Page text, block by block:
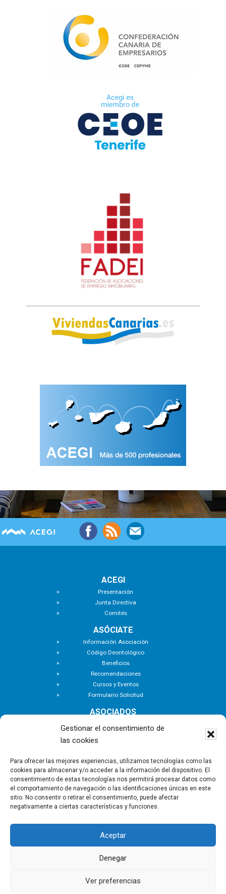
Gestionar el consentimiento de
las cookies
Para ofrecer las mejores experiencias, utilizamos tecnologías como las
cookies para almacenar y/o acceder a la información del dispositivo. El
consentimiento de estas tecnologías nos permitirá procesar datos como
el comportamiento de navegación o las identificaciones únicas en este
sitio. No consentir o retirar el consentimiento, puede afectar
negativamente a ciertas características y funciones.
Aceptar
Denegar
Ver preferencias
ACEGI
Presentación
Junta Directiva
Comités
ASÓCIATE
Información Asociación
Código Deontológico
Beneficios
Recomendaciones
Cursos y Eventos
Formulario Solicitud
ASOCIADOS
Buscar Asociados
Zona Privada
ACTUALIDAD
Notas de Prensa
Noticias
Nuevas Incorporaciones
CONTACTO
Copyright © - Asociación Canaria de Empresas de
Política de privacidad
Política de Cookies